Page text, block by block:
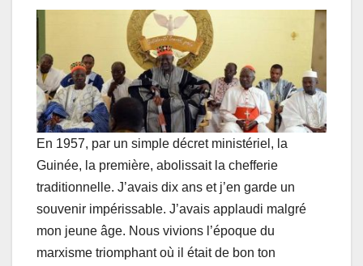
En 1957, par un simple décret ministériel, la
Guinée, la première, abolissait la chefferie
traditionnelle. J’avais dix ans et j’en garde un
souvenir impérissable. J’avais applaudi malgré
mon jeune âge. Nous vivions l’époque du
marxisme triomphant où il était de bon ton